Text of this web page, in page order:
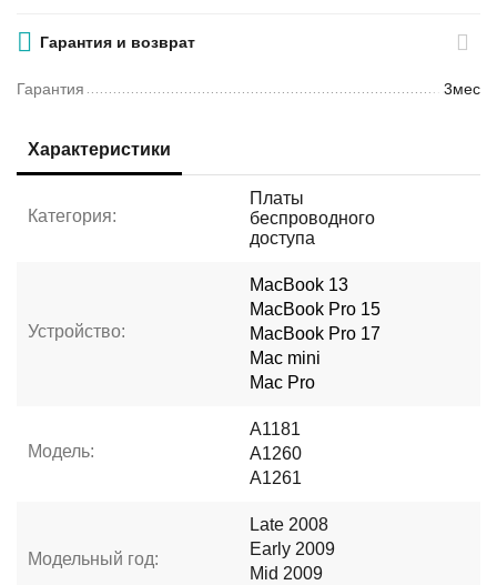
Гарантия и возврат
Гарантия 3мес
Характеристики
Категория:
Платы
беспроводного
доступа
Устройство:
MacBook 13
MacBook Pro 15
MacBook Pro 17
Mac mini
Mac Pro
Модель:
A1181
A1260
A1261
Модельный год:
Late 2008
Early 2009
Mid 2009